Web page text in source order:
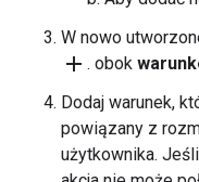
W nowo
add . obok
Dodaj warunek,
powiązany z
użytkownika.